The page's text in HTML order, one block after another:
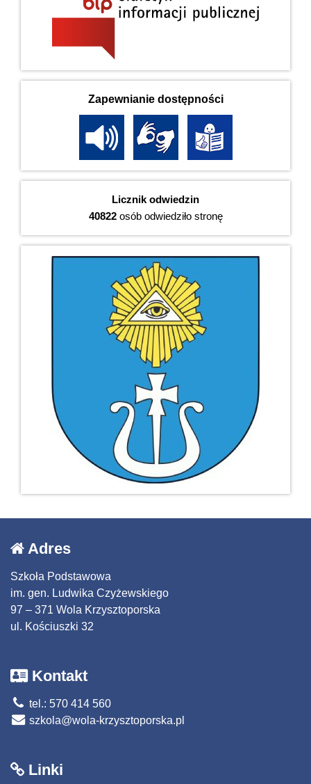
Zapewnianie dostępności
Licznik odwiedzin
40822osób odwiedziło stronę
Adres
Szkoła Podstawowa
im. gen. Ludwika Czyżewskiego
97 – 371 Wola Krzysztoporska
ul. Kościuszki 32
Kontakt
tel.: 570 414 560
szkola@wola-krzysztoporska.pl
Linki